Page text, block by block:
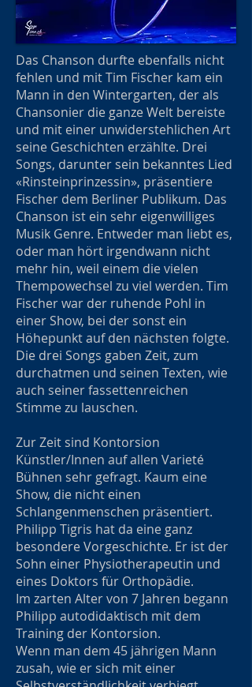
Das Chanson durfte ebenfalls nicht
fehlen und mit Tim Fischer kam ein
Mann in den Wintergarten, der als
Chansonier die ganze Welt bereiste
und mit einer unwiderstehlichen Art
seine Geschichten erzählte. Drei
Songs, darunter sein bekanntes Lied
«Rinsteinprinzessin», präsentiere
Fischer dem Berliner Publikum. Das
Chanson ist ein sehr eigenwilliges
Musik Genre. Entweder man liebt es,
oder man hört irgendwann nicht
mehr hin, weil einem die vielen
Thempowechsel zu viel werden. Tim
Fischer war der ruhende Pohl in
einer Show, bei der sonst ein
Höhepunkt auf den nächsten folgte.
Die drei Songs gaben Zeit, zum
durchatmen und seinen Texten, wie
auch seiner fassettenreichen
Stimme zu lauschen.
Zur Zeit sind Kontorsion
Künstler/Innen auf allen Varieté
Bühnen sehr gefragt. Kaum eine
Show, die nicht einen
Schlangenmenschen präsentiert.
Philipp Tigris hat da eine ganz
besondere Vorgeschichte. Er ist der
Sohn einer Physiotherapeutin und
eines Doktors für Orthopädie.
Im zarten Alter von 7 Jahren begann
Philipp autodidaktisch mit dem
Training der Kontorsion.
Wenn man dem 45 jährigen Mann
zusah, wie er sich mit einer